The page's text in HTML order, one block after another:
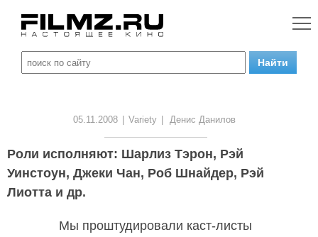
05.11.2008 Variety Денис Данилов
Роли исполняют: Шарлиз Тэрон, Рэй
Уинстоун, Джеки Чан, Роб Шнайдер, Рэй
Лиотта и др.
Мы проштудировали каст-листы